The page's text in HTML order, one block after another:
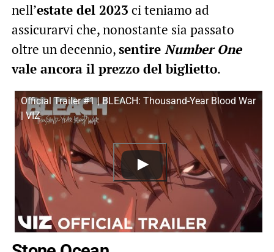
nell’estate del 2023 ci teniamo ad
assicurarvi che, nonostante sia passato
oltre un decennio,sentire Number One
vale ancora il prezzo del biglietto.
Official Trailer #1 | BLEACH: Thousand-Year Blood War
| VIZ